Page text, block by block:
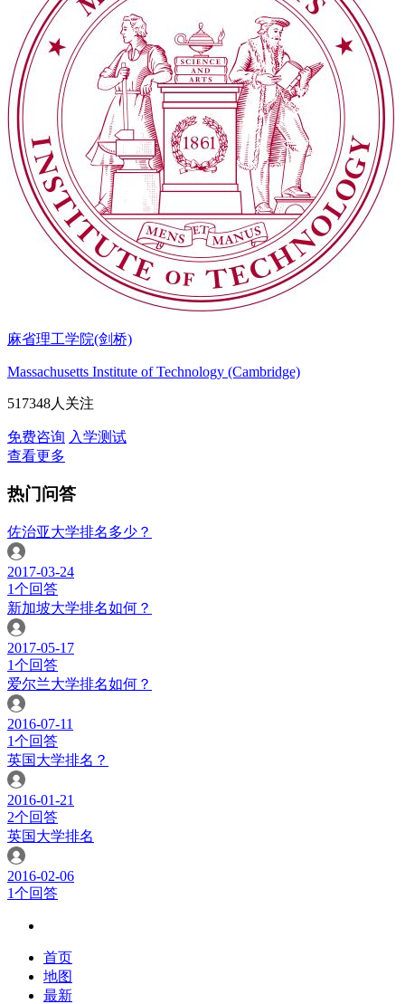
麻省理工学院(剑桥)
Massachusetts Institute of Technology (Cambridge)
517348人关注
免费咨询 入学测试
查看更多
热门问答
佐治亚大学排名多少？
2017-03-24
1个回答
新加坡大学排名如何？
2017-05-17
1个回答
爱尔兰大学排名如何？
2016-07-11
1个回答
英国大学排名？
2016-01-21
2个回答
英国大学排名
2016-02-06
1个回答
首页
地图
最新